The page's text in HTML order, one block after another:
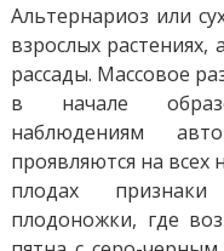
Альтернариоз или
взрослых
рассады. Массовое
в начале
наблюдениям
проявляются на всех
плодах
плодоножки, где